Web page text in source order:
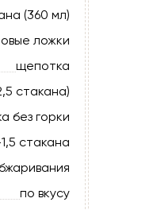
(360 мл)
ложки
щепотка
стакана)
без горки
стакана
по вкусу